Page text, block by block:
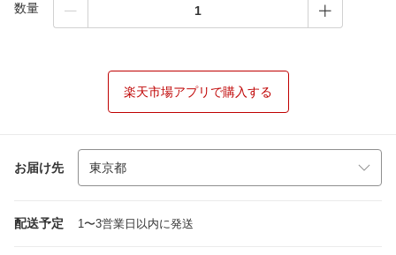
数量
楽天市場アプリで購入する
お届け先
配送予定 1〜3営業日以内に発送